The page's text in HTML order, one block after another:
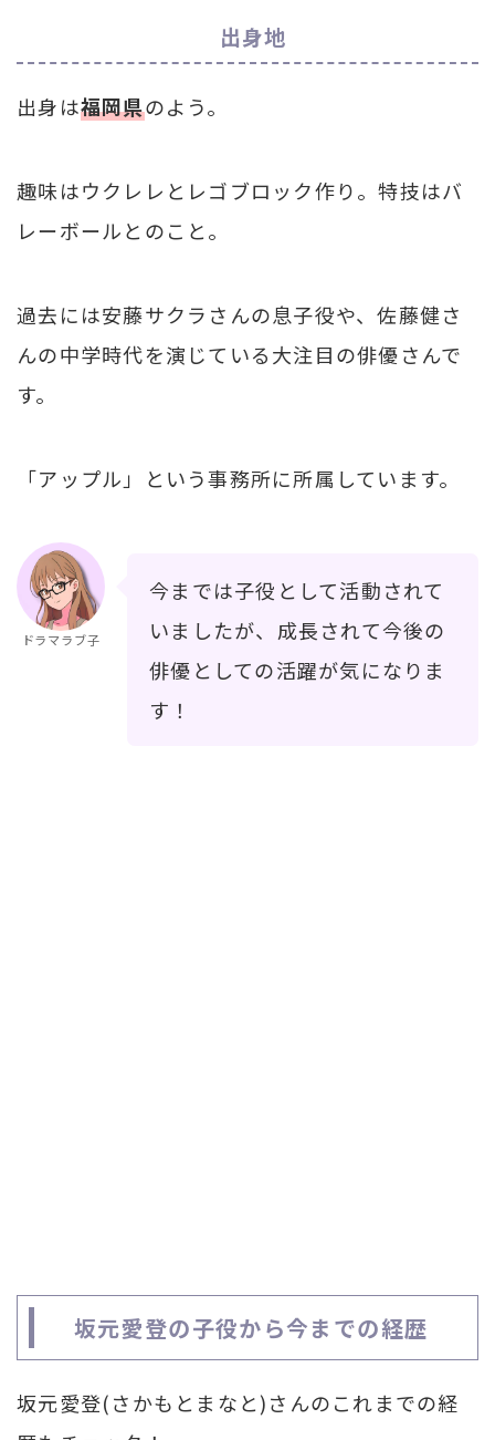
出身地
出身は福岡県のよう。
趣味はウクレレとレゴブロック作り。特技はバ
レーボールとのこと。
過去には安藤サクラさんの息子役や、佐藤健さ
んの中学時代を演じている大注目の俳優さんで
す。
「アップル」という事務所に所属しています。
ドラマラブ子
今までは子役として活動されて
いましたが、成長されて今後の
俳優としての活躍が気になりま
す！
坂元愛登の子役から今までの経歴
坂元愛登(さかもとまなと)さんのこれまでの経